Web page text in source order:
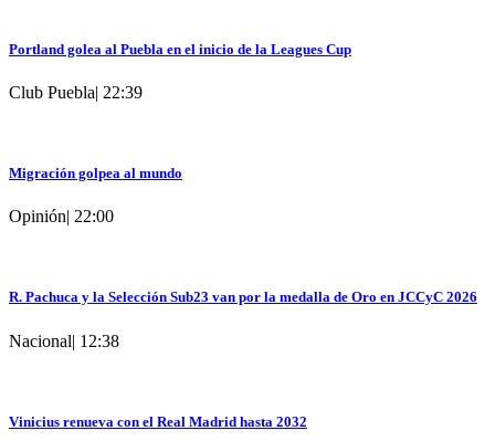
Portland golea al Puebla en el inicio de la Leagues Cup
Club Puebla| 22:39
Migración golpea al mundo
Opinión| 22:00
R. Pachuca y la Selección Sub23 van por la medalla de Oro en JCCyC 2026
Nacional| 12:38
Vinicius renueva con el Real Madrid hasta 2032